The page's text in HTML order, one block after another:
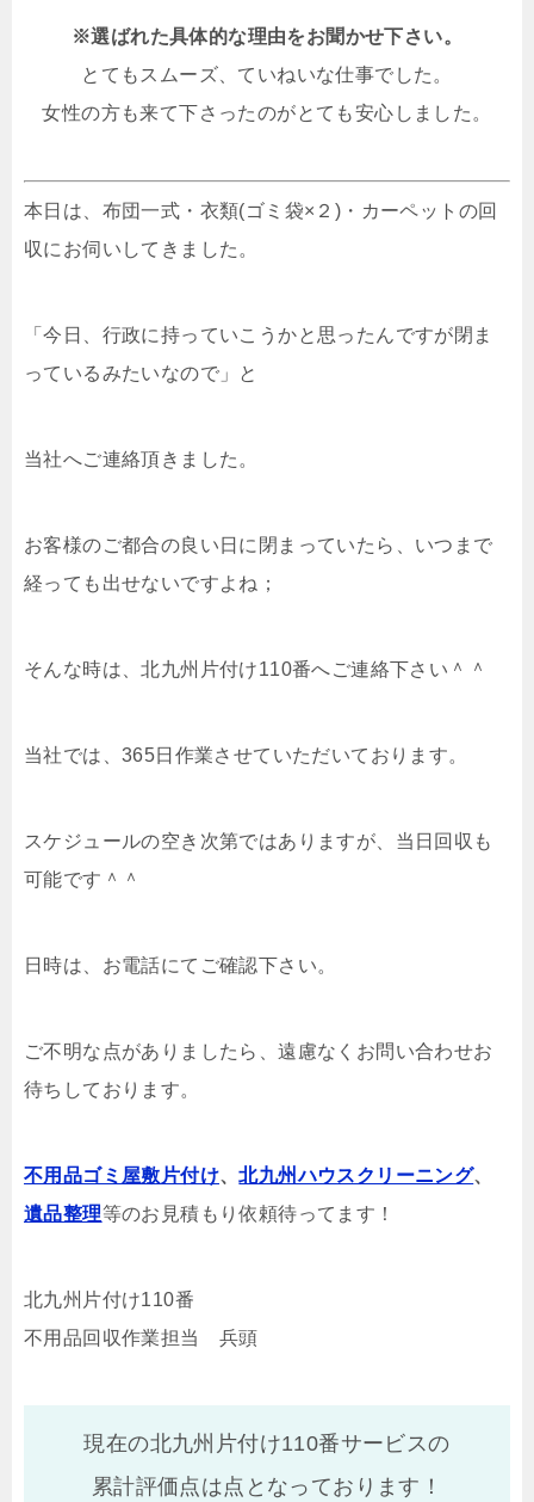
※選ばれた具体的な理由をお聞かせ下さい。
とてもスムーズ、ていねいな仕事でした。
女性の方も来て下さったのがとても安心しました。
本日は、布団一式・衣類(ゴミ袋×２)・カーペットの回
収にお伺いしてきました。
「今日、行政に持っていこうかと思ったんですが閉ま
っているみたいなので」と
当社へご連絡頂きました。
お客様のご都合の良い日に閉まっていたら、いつまで
経っても出せないですよね；
そんな時は、北九州片付け110番へご連絡下さい＾＾
当社では、365日作業させていただいております。
スケジュールの空き次第ではありますが、当日回収も
可能です＾＾
日時は、お電話にてご確認下さい。
ご不明な点がありましたら、遠慮なくお問い合わせお
待ちしております。
不用品ゴミ屋敷片付け、北九州ハウスクリーニング、
遺品整理等のお見積もり依頼待ってます！
北九州片付け110番
不用品回収作業担当 兵頭
現在の北九州片付け110番サービスの
累計評価点は点となっております！